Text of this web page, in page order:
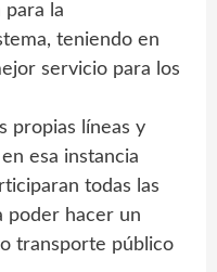
para la
teniendo en
servicio para los
propias líneas y
esa instancia
todas las
poder hacer un
transporte público